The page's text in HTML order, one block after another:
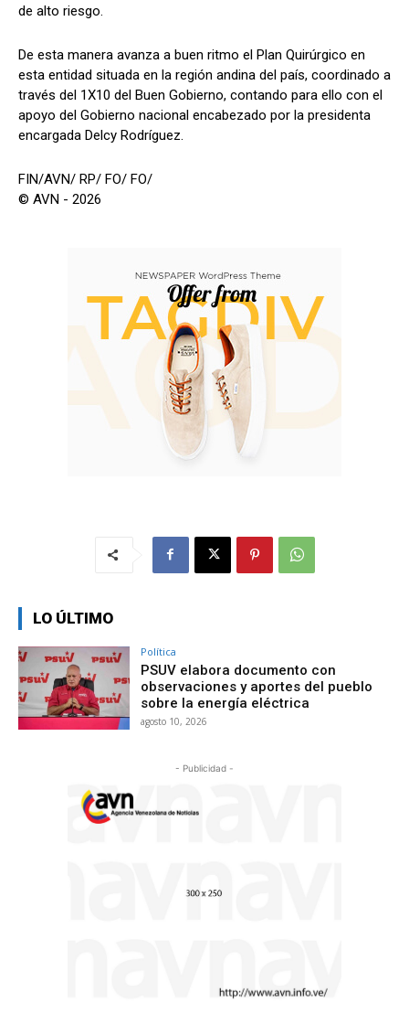
de alto riesgo.
De esta manera avanza a buen ritmo el Plan Quirúrgico en
esta entidad situada en la región andina del país, coordinado a
través del 1X10 del Buen Gobierno, contando para ello con el
apoyo del Gobierno nacional encabezado por la presidenta
encargada Delcy Rodríguez.
FIN/AVN/ RP/ FO/ FO/
© AVN - 2026
LO ÚLTIMO
Política
PSUV elabora documento con
observaciones y aportes del pueblo
sobre la energía eléctrica
agosto 10, 2026
- Publicidad -